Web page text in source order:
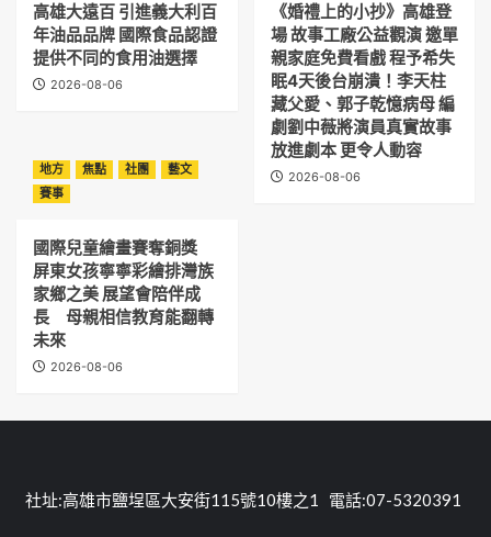
高雄大遠百 引進義大利百
年油品品牌 國際食品認證
提供不同的食用油選擇
2026-08-06
《婚禮上的小抄》高雄登
場 故事工廠公益觀演 邀單
親家庭免費看戲 程予希失
眠4天後台崩潰！李天柱
藏父愛、郭子乾憶病母 編
劇劉中薇將演員真實故事
放進劇本 更令人動容
2026-08-06
地方 焦點 社團
藝文
賽事
國際兒童繪畫賽奪銅獎
屏東女孩寧寧彩繪排灣族
家鄉之美 展望會陪伴成
長 母親相信教育能翻轉
未來
2026-08-06
社址:高雄市鹽埕區大安街115號10樓之1 電話:07-5320391